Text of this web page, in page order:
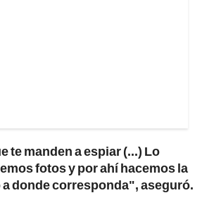
te manden a espiar (...) Lo
fotos y por ahí hacemos la
donde corresponda", aseguró.